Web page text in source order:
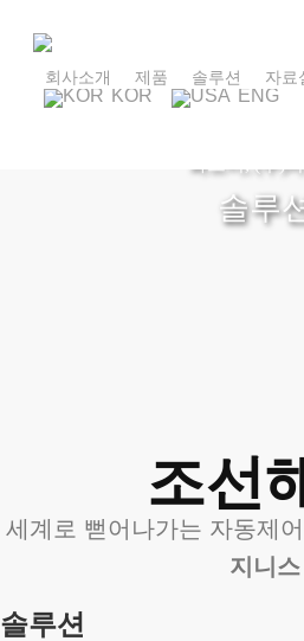
content
회사소개 제품 솔루션 자료
KOR
ENG
최고의 품질로 고객의 신뢰
솔루
조선
세계로 뻗어나가는 자동제
지니스
솔루션